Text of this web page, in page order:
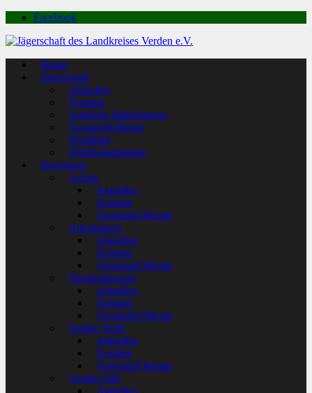
Facebook
Home
Jägerschaft
Aktuelles
Termine
Amtliche Mitteilungen
Vorstand/Obleute
Waidblatt
Waldjugendspiele
Hegeringe
Achim
Aktuelles
Termine
Vorstand/Obleute
Allermarsch
Aktuelles
Termine
Vorstand/Obleute
Thedinghausen
Aktuelles
Termine
Vorstand/Obleute
Verden Nord
Aktuelles
Termine
Vorstand/Obleute
Verden Süd
Aktuelles